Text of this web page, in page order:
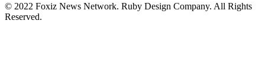
© 2022 Foxiz News Network. Ruby Design Company. All Rights
Reserved.